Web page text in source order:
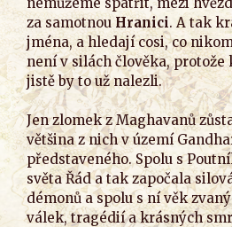
za samotnouHranici. A tak
jména, a hledají cosi, co
není v silách člověka,
jistě by to už nalezli.
Jen zlomek z Maghavanů
většina z nich v území
představeného. Spolu s
světa Řád a tak započala
démonů a spolu s ní věk
válek, tragédií a krásných